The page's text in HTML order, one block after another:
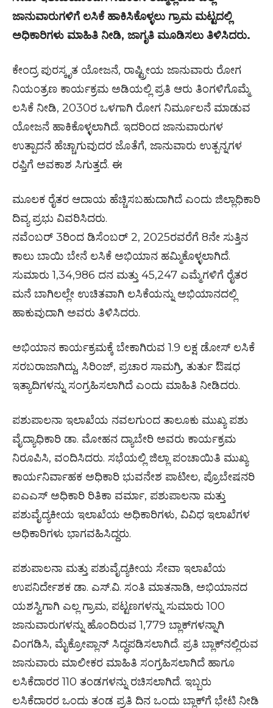
ಜಾನುವಾರುಗಳಿಗೆ ಲಸಿಕೆ ಹಾಕಿಸಿಕೊಳ್ಳಲು ಗ್ರಾಮ ಮಟ್ಟದಲ್ಲಿ
ಅಧಿಕಾರಿಗಳು ಮಾಹಿತಿ ನೀಡಿ, ಜಾಗೃತಿ ಮೂಡಿಸಲು ತಿಳಿಸಿದರು.
ಕೇಂದ್ರ ಪುರಸ್ಕೃತ ಯೋಜನೆ, ರಾಷ್ಟ್ರೀಯ ಜಾನುವಾರು ರೋಗ
ನಿಯಂತ್ರಣ ಕಾರ್ಯಕ್ರಮ ಅಡಿಯಲ್ಲಿ ಪ್ರತಿ ಆರು ತಿಂಗಳಿಗೊಮ್ಮೆ
ಲಸಿಕೆ ನೀಡಿ, 2030ರ ಒಳಗಾಗಿ ರೋಗ ನಿರ್ಮೂಲನೆ ಮಾಡುವ
ಯೋಜನೆ ಹಾಕಿಕೊಳ್ಳಲಾಗಿದೆ. ಇದರಿಂದ ಜಾನುವಾರುಗಳ
ಉತ್ಪಾದನೆ ಹೆಚ್ಚಾಗುವುದರ ಜೊತೆಗೆ, ಜಾನುವಾರು ಉತ್ಪನ್ನಗಳ
ರಫ್ತಿಗೆ ಅವಕಾಶ ಸಿಗುತ್ತದೆ. ಈ
ಮೂಲಕ ರೈತರ ಆದಾಯ ಹೆಚ್ಚಿಸಬಹುದಾಗಿದೆ ಎಂದು ಜಿಲ್ಲಾಧಿಕಾರಿ
ದಿವ್ಯ ಪ್ರಭು ವಿವರಿಸಿದರು.
ನವೆಂಬರ್ 3ರಿಂದ ಡಿಸೆಂಬರ್ 2, 2025ರವರೆಗೆ 8ನೇ ಸುತ್ತಿನ
ಕಾಲು ಬಾಯಿ ಬೇನೆ ಲಸಿಕೆ ಅಭಿಯಾನ ಹಮ್ಮಿಕೊಳ್ಳಲಾಗಿದೆ.
ಸುಮಾರು 1,34,986 ದನ ಮತ್ತು 45,247 ಎಮ್ಮೆಗಳಿಗೆ ರೈತರ
ಮನೆ ಬಾಗಿಲಲ್ಲೇ ಉಚಿತವಾಗಿ ಲಸಿಕೆಯನ್ನು ಅಭಿಯಾನದಲ್ಲಿ
ಹಾಕುವುದಾಗಿ ಅವರು ತಿಳಿಸಿದರು.
ಅಭಿಯಾನ ಕಾರ್ಯಕ್ರಮಕ್ಕೆ ಬೇಕಾಗಿರುವ 1.9 ಲಕ್ಷ ಡೋಸ್ ಲಸಿಕೆ
ಸರಬರಾಜಾಗಿದ್ದು, ಸಿರಿಂಜ್, ಪ್ರಚಾರ ಸಾಮಗ್ರಿ, ತುರ್ತು ಔಷಧ
ಇತ್ಯಾದಿಗಳನ್ನು ಸಂಗ್ರಹಿಸಲಾಗಿದೆ ಎಂದು ಮಾಹಿತಿ ನೀಡಿದರು.
ಪಶುಪಾಲನಾ ಇಲಾಖೆಯ ನವಲಗುಂದ ತಾಲೂಕು ಮುಖ್ಯ ಪಶು
ವೈದ್ಯಾಧಿಕಾರಿ ಡಾ. ಮೋಹನ ದ್ಯಾಬೇರಿ ಅವರು ಕಾರ್ಯಕ್ರಮ
ನಿರೂಪಿಸಿ, ವಂದಿಸಿದರು. ಸಭೆಯಲ್ಲಿ ಜಿಲ್ಲಾ ಪಂಚಾಯಿತಿ ಮುಖ್ಯ
ಕಾರ್ಯನಿರ್ವಾಹಕ ಅಧಿಕಾರಿ ಭುವನೇಶ ಪಾಟೀಲ, ಪ್ರೊಬೇಷನರಿ
ಐಎಎಸ್ ಅಧಿಕಾರಿ ರಿತಿಕಾ ವರ್ಮಾ, ಪಶುಪಾಲನಾ ಮತ್ತು
ಪಶುವೈದ್ಯಕೀಯ ಇಲಾಖೆಯ ಅಧಿಕಾರಿಗಳು, ವಿವಿಧ ಇಲಾಖೆಗಳ
ಅಧಿಕಾರಿಗಳು ಭಾಗವಹಿಸಿದ್ದರು.
ಪಶುಪಾಲನಾ ಮತ್ತು ಪಶುವೈದ್ಯಕೀಯ ಸೇವಾ ಇಲಾಖೆಯ
ಉಪನಿರ್ದೇಶಕ ಡಾ. ಎಸ್.ವಿ. ಸಂತಿ ಮಾತನಾಡಿ, ಅಭಿಯಾನದ
ಯಶಸ್ವಿಗಾಗಿ ಎಲ್ಲ ಗ್ರಾಮ, ಪಟ್ಟಣಗಳನ್ನು ಸುಮಾರು 100
ಜಾನುವಾರುಗಳನ್ನು ಹೊಂದಿರುವ 1,779 ಬ್ಲಾಕ್‌ಗಳನ್ನಾಗಿ
ವಿಂಗಡಿಸಿ, ಮೈಕ್ರೋಪ್ಲಾನ್ ಸಿದ್ಧಪಡಿಸಲಾಗಿದೆ. ಪ್ರತಿ ಬ್ಲಾಕ್‌ನಲ್ಲಿರುವ
ಜಾನುವಾರು ಮಾಲೀಕರ ಮಾಹಿತಿ ಸಂಗ್ರಹಿಸಲಾಗಿದೆ ಹಾಗೂ
ಲಸಿಕೆದಾರರ 110 ತಂಡಗಳನ್ನು ರಚಿಸಲಾಗಿದೆ. ಇಬ್ಬರು
ಲಸಿಕೆದಾರರ ಒಂದು ತಂಡ ಪ್ರತಿ ದಿನ ಒಂದು ಬ್ಲಾಕ್‌ಗೆ ಭೇಟಿ ನೀಡಿ